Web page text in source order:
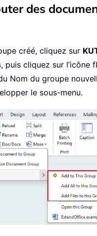
des
créé, cliquez sur
, puis cliquez sur l’icône
Nom du groupe
le sous-menu.